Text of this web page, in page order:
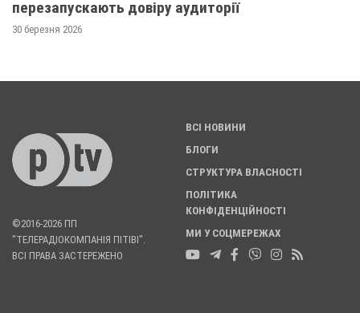
перезапускають довіру аудиторії
30 березня 2026
©2016-2026 ПП
"ТЕЛЕРАДІОКОМПАНІЯ ПІТІВІ".
ВСІ ПРАВА ЗАСТЕРЕЖЕНО
ВСІ НОВИНИ
БЛОГИ
СТРУКТУРА ВЛАСНОСТІ
ПОЛІТИКА
КОНФІДЕНЦІЙНОСТІ
МИ У СОЦМЕРЕЖАХ